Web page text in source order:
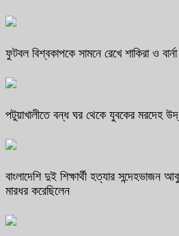
ফুটবল বিশ্বকাপকে সামনে রেখে শাকিরা ও
পটুয়াখালীতে বন্ধ ঘর থেকে যুবকের মরদেহ
বাংলাদেশি দুই শিক্ষার্থী হত্যার
মারধর করেছিলেন